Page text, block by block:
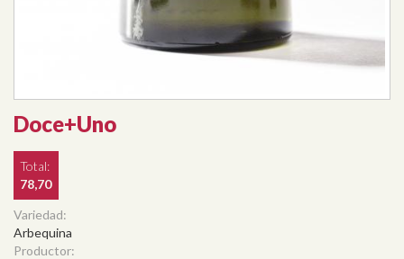
Doce+Uno
Total:
78,70
Variedad:
Arbequina
Productor: